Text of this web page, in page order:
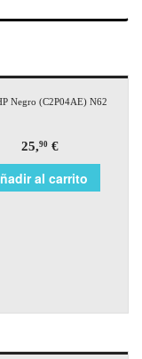
Negro (C2P04AE) N62
25,90€
al carrito